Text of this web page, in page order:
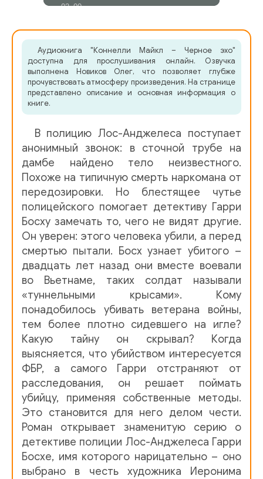
02_00
02_01
02_02
03_00
04_00
04_01
05_00
05_01
05_02
05_04
05_05
05_06
05_07
05_08
05_09
06_00
Аудиокнига "Коннелли Майкл – Черное эхо"
доступна для прослушивания онлайн. Озвучка
выполнена Новиков Олег, что позволяет глубже
прочувствовать атмосферу произведения. На странице
представлено описание и основная информация о
книге.
В полицию Лос-Анджелеса поступает
анонимный звонок: в сточной трубе на
дамбе найдено тело неизвестного.
Похоже на типичную смерть наркомана от
передозировки. Но блестящее чутье
полицейского помогает детективу Гарри
Босху замечать то, чего не видят другие.
Он уверен: этого человека убили, а перед
смертью пытали. Босх узнает убитого –
двадцать лет назад они вместе воевали
во Вьетнаме, таких солдат называли
«туннельными крысами». Кому
понадобилось убивать ветерана войны,
тем более плотно сидевшего на игле?
Какую тайну он скрывал? Когда
выясняется, что убийством интересуется
ФБР, а самого Гарри отстраняют от
расследования, он решает поймать
убийцу, применяя собственные методы.
Это становится для него делом чести.
Роман открывает знаменитую серию о
детективе полиции Лос-Анджелеса Гарри
Босхе, имя которого нарицательно – оно
выбрано в честь художника Иеронима